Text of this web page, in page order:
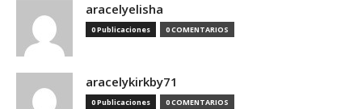
aracelyelisha
0 Publicaciones 0 COMENTARIOS
aracelykirkby71
0 Publicaciones 0 COMENTARIOS